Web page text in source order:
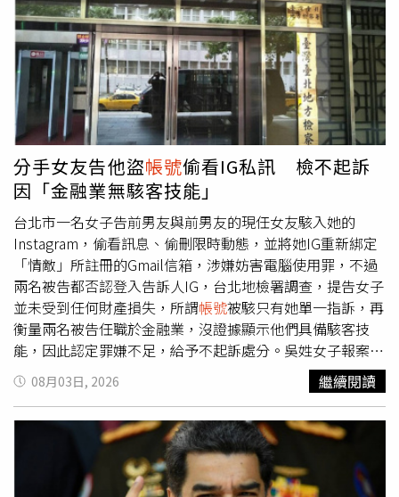
號，以接收後續資訊。不過，此方式僅適用於已開設LINE
官方帳號的創作者。LINE VOOM於2021年在台灣推出，定
位為短影音社群平台，希望搭上TikTok及YouTube Shorts興
起的熱潮，並邀請多位創作者進駐，希望打造內容生態。然
而，面對Facebook、Instagram及YouTube等成熟平台的激
烈競爭，LINE VOOM始終未能有效擴大市場影響力。此
外，平台長期存在詐騙內容氾濫等問題，也引發不少使用者
批評。由於LINE將VOOM入口設置於App顯眼位置，且無法
自行關閉或調整，不少網友認為容易誤觸，更曾多次被批評
是LINE中最不受歡迎的功能之一。LINE VOOM先前已宣布
退出日本及泰國市場，如今台灣也確定將於9月底停止服
務，象徵LINE在短影音市場的布局將全面告一段落。
分手女友告他盜帳號偷看IG私訊 檢不起訴
因「金融業無駭客技能」
台北市一名女子告前男友與前男友的現任女友駭入她的
Instagram，偷看訊息、偷刪限時動態，並將她IG重新綁定
「情敵」所註冊的Gmail信箱，涉嫌妨害電腦使用罪，不過
兩名被告都否認登入告訴人IG，台北地檢署調查，提告女子
並未受到任何財產損失，所謂帳號被駭只有她單一指訴，再
衡量兩名被告任職於金融業，沒證據顯示他們具備駭客技
能，因此認定罪嫌不足，給予不起訴處分。吳姓女子報案主
張，IG從去年11月起常發生她還沒看訊息卻顯示已讀的狀
態，還有部分限動在她不知情的狀況下消失，她發現IG被綁
定一個陌生電郵「○○○○68@gmail.com」，查詢許姓前
男友的IG粉絲與追蹤名單，確實有一名用戶的名稱是
○○○○68，前男友也對她坦承○○○○68是勾姓現任女
友。吳姓女子懷疑，大部分未經允許登入IG的位置都顯示在
08月03日, 2026 繼續閱讀